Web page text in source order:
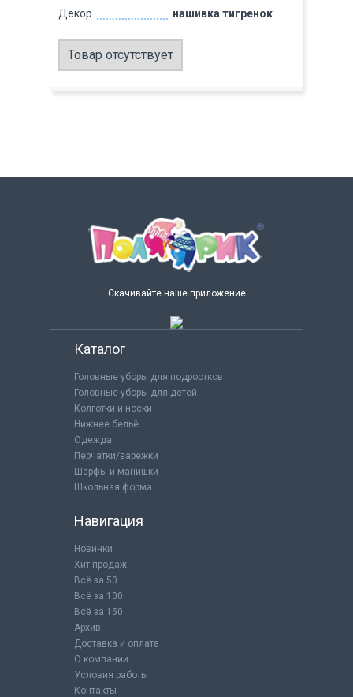
Декор
нашивка тигренок
Товар отсутствует
Скачивайте наше приложение
Каталог
Головные уборы для подростков
Головные уборы для детей
Колготки и носки
Нижнее бельё
Одежда
Перчатки/варежки
Шарфы и манишки
Школьная форма
Навигация
Новинки
Хит продаж
Всё за 50
Всё за 100
Всё за 150
Архив
Доставка и оплата
О компании
Условия работы
Контакты